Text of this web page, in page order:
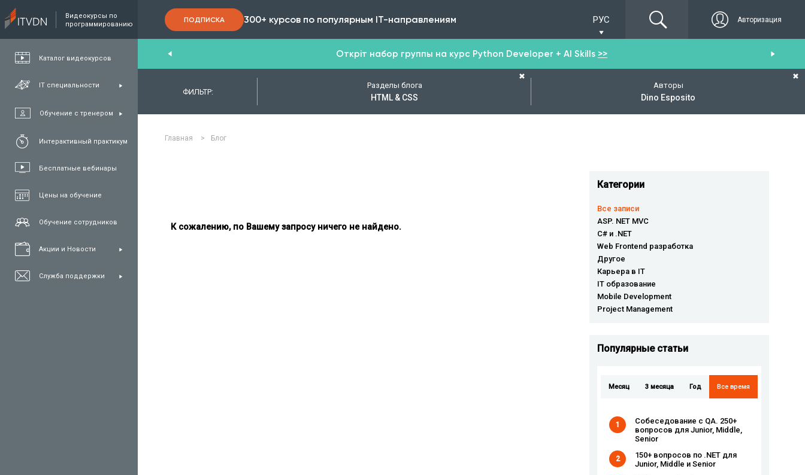
Видеокурсы по
программированию
Каталог видеокурсов
IT специальности
Обучение с тренером
Интерактивный практикум
Бесплатные вебинары
Цены на обучение
Обучение сотрудников
Акции и Новости
Служба поддержки
ПОДПИСКА 300+ курсов по популярным IT-направлениям РУС Авторизация
,FullStack Откріт набор группы на курс Python Developer + AI Skills >>
ФИЛЬТР:
Разделы блога
HTML & CSS
✖
Авторы
Dino Esposito
✖
Главная > Блог
К сожалению, по Вашему запросу ничего не найдено.
Категории
Все записи
ASP. NET MVC
C# и .NET
Web Frontend разработка
Другое
Карьера в IT
IT образование
Mobile Development
Project Management
Популярные cтатьи
Месяц 3 месяца Год Все время
1
Собеседование с QA. 250+
вопросов для Junior, Middle,
Senior
2
150+ вопросов по .NET для
Junior, Middle и Senior